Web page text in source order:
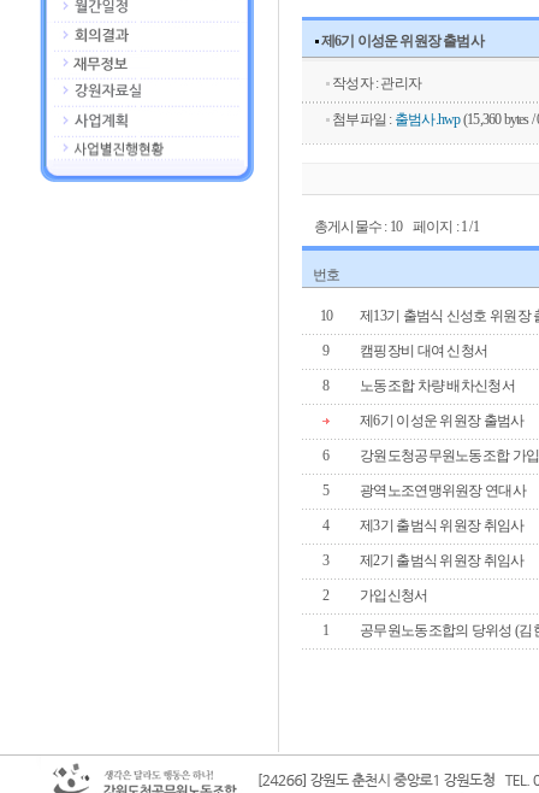
제6기 이성운 위원장 출범사
작성자 : 관리자
첨부파일 : 출범사.hwp(15,360 bytes
총게시물수 : 10 페이지 : 1 /1
번호
10 제13기 출범식 신성호 위원장
9 캠핑장비 대여 신청서
8 노동조합 차량 배차신청서
제6기 이성운 위원장 출범사
6 강원도청공무원노동조합 가
5 광역노조연맹위원장 연대사
4 제3기 출범식 위원장 취임사
3 제2기 출범식 위원장 취임사
2 가입신청서
1 공무원노동조합의 당위성 (김